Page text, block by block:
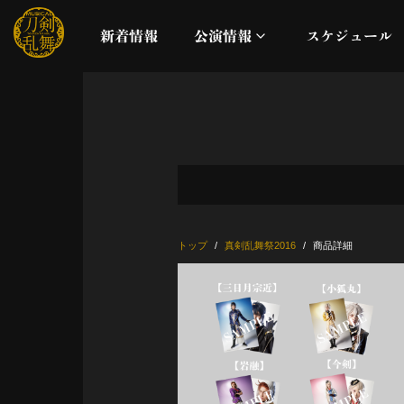
新着情報 公演情報
配信
ライブビューイング
公演に関するお知らせ
スケジュール
トップ 真剣乱舞祭2016 商品詳細